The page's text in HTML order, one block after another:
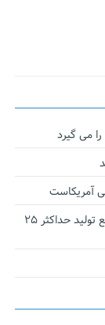
می گیرد
آمریکاست
سخنگوی کمیسیون اقتصادی مجلس: قانون رفع موانع تولید حداکثر ۲۵